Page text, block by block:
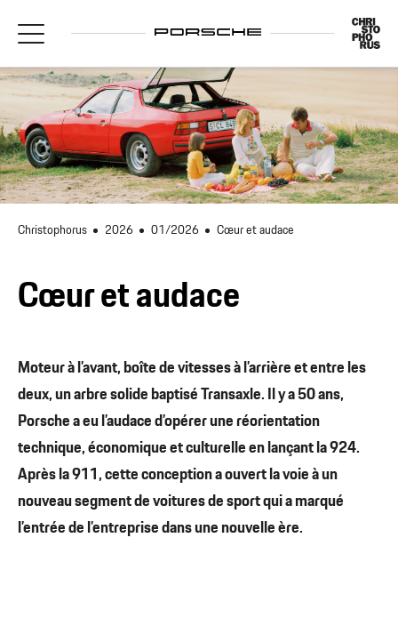
Christophorus 2026 01/2026 Cœur et audace
Cœur et audace
Moteur à l’avant, boîte de vitesses à l’arrière et entre les
deux, un arbre solide baptisé Transaxle. Il y a 50 ans,
Porsche a eu l’audace d’opérer une réorientation
technique, économique et culturelle en lançant la 924.
Après la 911, cette conception a ouvert la voie à un
nouveau segment de voitures de sport qui a marqué
l’entrée de l’entreprise dans une nouvelle ère.